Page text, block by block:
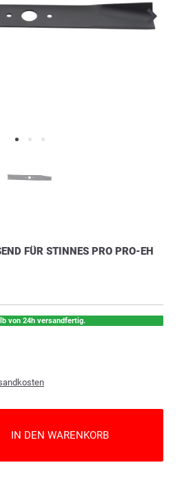
FÜR STINNES PRO PRO-EH
von 24h versandfertig.
IN DEN WARENKORB